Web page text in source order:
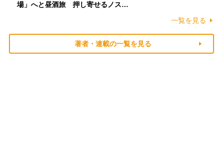
場」へと昼酒旅 押し寄せるノス…
一覧を見る
著者・連載の一覧を見る